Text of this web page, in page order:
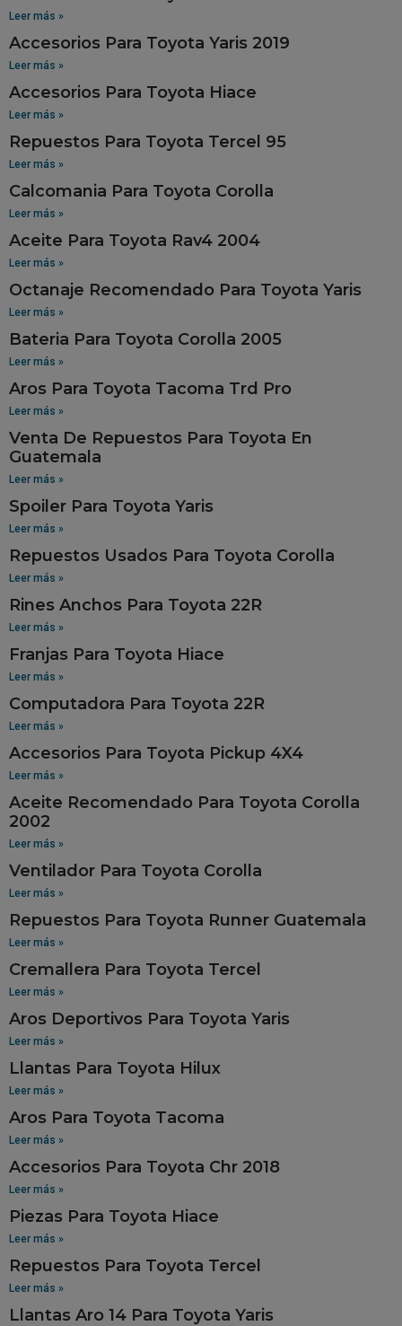
Leer más »
Accesorios Para Toyota Yaris 2019
Leer más »
Accesorios Para Toyota Hiace
Leer más »
Repuestos Para Toyota Tercel 95
Leer más »
Calcomania Para Toyota Corolla
Leer más »
Aceite Para Toyota Rav4 2004
Leer más »
Octanaje Recomendado Para Toyota Yaris
Leer más »
Bateria Para Toyota Corolla 2005
Leer más »
Aros Para Toyota Tacoma Trd Pro
Leer más »
Venta De Repuestos Para Toyota En
Guatemala
Leer más »
Spoiler Para Toyota Yaris
Leer más »
Repuestos Usados Para Toyota Corolla
Leer más »
Rines Anchos Para Toyota 22R
Leer más »
Franjas Para Toyota Hiace
Leer más »
Computadora Para Toyota 22R
Leer más »
Accesorios Para Toyota Pickup 4X4
Leer más »
Aceite Recomendado Para Toyota Corolla
2002
Leer más »
Ventilador Para Toyota Corolla
Leer más »
Repuestos Para Toyota Runner Guatemala
Leer más »
Cremallera Para Toyota Tercel
Leer más »
Aros Deportivos Para Toyota Yaris
Leer más »
Llantas Para Toyota Hilux
Leer más »
Aros Para Toyota Tacoma
Leer más »
Accesorios Para Toyota Chr 2018
Leer más »
Piezas Para Toyota Hiace
Leer más »
Repuestos Para Toyota Tercel
Leer más »
Llantas Aro 14 Para Toyota Yaris